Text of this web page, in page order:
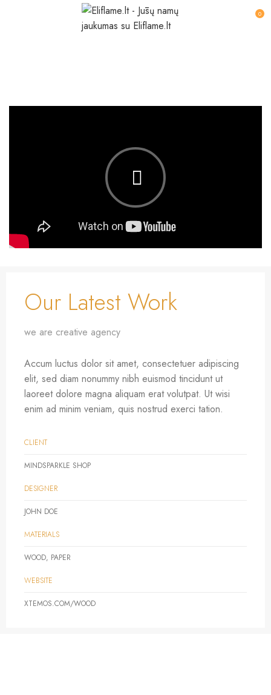
0
Our Latest Work
we are creative agency
Accum luctus dolor sit amet, consectetuer adipiscing
elit, sed diam nonummy nibh euismod tincidunt ut
laoreet dolore magna aliquam erat volutpat. Ut wisi
enim ad minim veniam, quis nostrud exerci tation.
CLIENT
MINDSPARKLE SHOP
DESIGNER
JOHN DOE
MATERIALS
WOOD, PAPER
WEBSITE
XTEMOS.COM/WOOD